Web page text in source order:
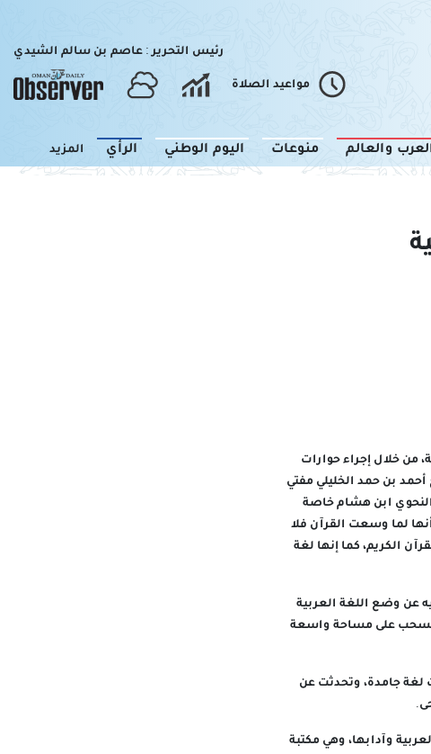
رئيس التحرير : عاصم بن سالم الشيدي
مواعيد الصلاة
والعالم منوعات اليوم الوطني الرأي المزيد
من خلال إجراء حوارات
بن حمد الخليلي مفتي
النحوي ابن هشام خاصة
لما وسعت القرآن فلا
الكريم، كما إنها لغة
عن وضع اللغة العربية
انسحب على مساحة واسعة
لغة جامدة، وتحدثت عن
وآدابها، وهي مكتبة